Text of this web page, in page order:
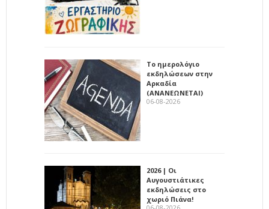
Το ημερολόγιο
εκδηλώσεων στην
Αρκαδία
(ΑΝΑΝΕΩΝΕΤΑΙ)
06-08-2026
2026 | Οι
Αυγουστιάτικες
εκδηλώσεις στο
χωριό Πιάνα!